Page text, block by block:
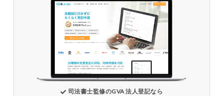
司法書士監修のGVA 法人登記なら